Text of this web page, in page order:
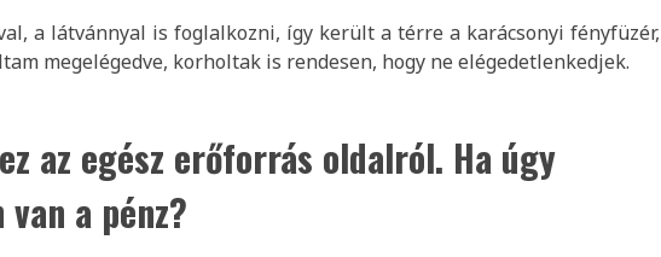
a látvánnyal is foglalkozni, így került a térre a karácsonyi fényfüzér,
megelégedve, korholtak is rendesen, hogy ne elégedetlenkedjek.
az egész erőforrás oldalról. Ha úgy
a pénz?